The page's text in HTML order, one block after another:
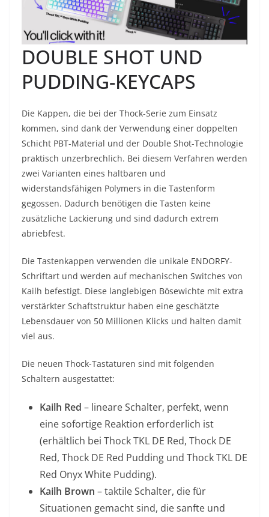
DOUBLE SHOT UND
PUDDING-KEYCAPS
Die Kappen, die bei der Thock-Serie zum Einsatz
kommen, sind dank der Verwendung einer doppelten
Schicht PBT-Material und der Double Shot-Technologie
praktisch unzerbrechlich. Bei diesem Verfahren werden
zwei Varianten eines haltbaren und
widerstandsfähigen Polymers in die Tastenform
gegossen. Dadurch benötigen die Tasten keine
zusätzliche Lackierung und sind dadurch extrem
abriebfest.
Die Tastenkappen verwenden die unikale ENDORFY-
Schriftart und werden auf mechanischen Switches von
Kailh befestigt. Diese langlebigen Bösewichte mit extra
verstärkter Schaftstruktur haben eine geschätzte
Lebensdauer von 50 Millionen Klicks und halten damit
viel aus.
Die neuen Thock-Tastaturen sind mit folgenden
Schaltern ausgestattet:
Kailh Red – lineare Schalter, perfekt, wenn
eine sofortige Reaktion erforderlich ist
(erhältlich bei Thock TKL DE Red, Thock DE
Red, Thock DE Red Pudding und Thock TKL DE
Red Onyx White Pudding).
Kailh Brown – taktile Schalter, die für
Situationen gemacht sind, die sanfte und